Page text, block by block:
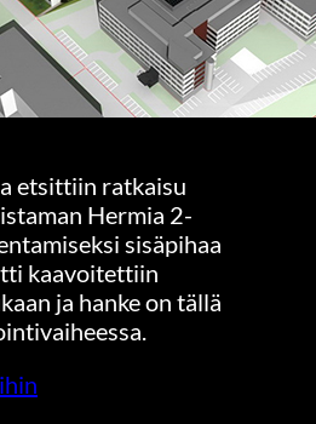
etsittiin ratkaisu
Hermia 2-
sisäpihaa
kaavoitettiin
ja hanke on tällä